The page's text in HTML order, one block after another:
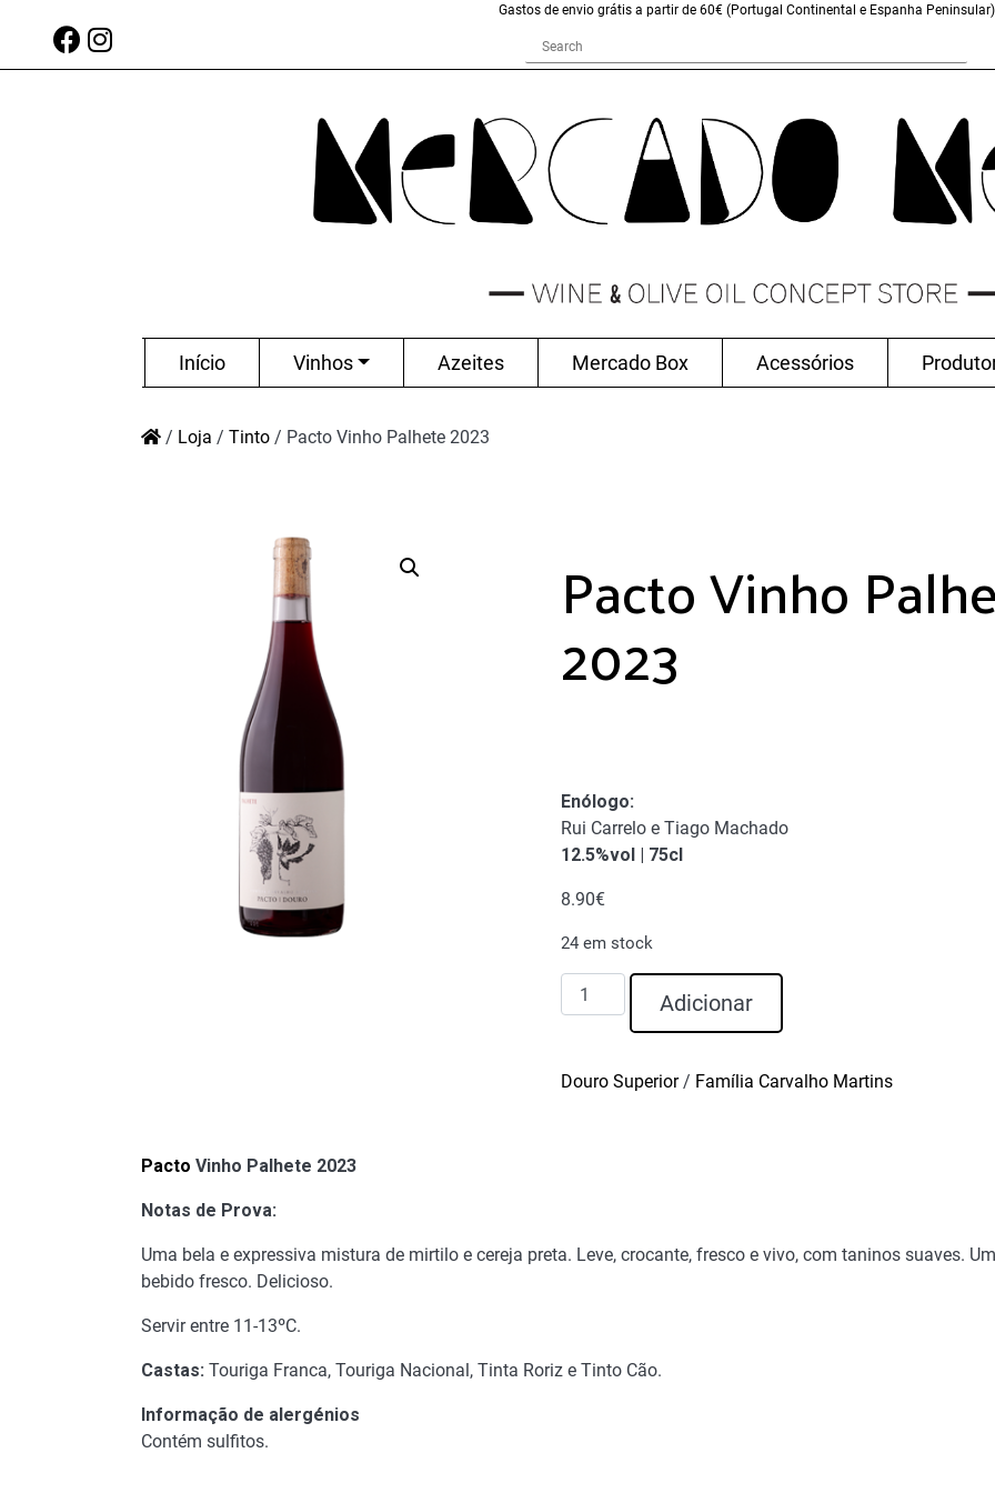
Gastos de envio grátis a partir de 60€ (Portugal Continental e Espanha Peninsular)
Início Vinhos Azeites Mercado Box Acessórios
/ Loja / Tinto / Pacto Vinho Palhete 2023
Pacto Vinho
2023
Enólogo:
Rui Carrelo e Tiago Machado
12.5%vol | 75cl
8.90€
24 em stock
Quantidade
de
Pacto Vinho
2023
Adicionar
Douro Superior/ Família Carvalho Martins
Pacto Vinho Palhete 2023
Notas de Prova:
Uma bela e expressiva mistura de mirtilo e cereja preta. Leve, crocante, fresco e vivo, com taninos suaves.
bebido fresco. Delicioso.
Servir entre 11-13ºC.
Castas: Touriga Franca, Touriga Nacional, Tinta Roriz e Tinto Cão.
Informação de alergénios
Contém sulfitos.